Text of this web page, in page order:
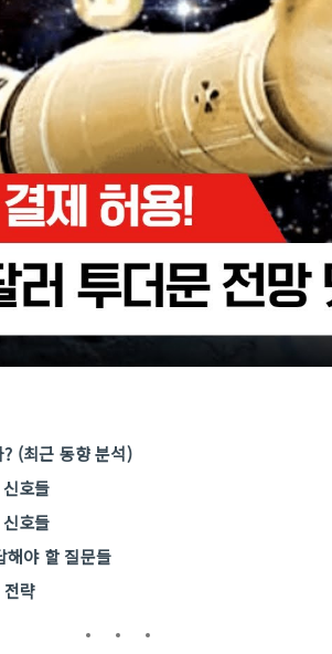
(최근 동향 분석)
호들
호들
해야 할 질문들
략